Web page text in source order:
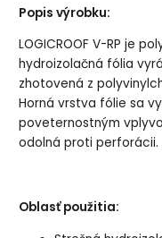
Popis výrobku:
LOGICROOF V-RP je
hydroizolačná fólia
zhotovená z
Horná vrstva fólie sa
poveternostným
odolná proti perforácii.
Oblasť použitia: